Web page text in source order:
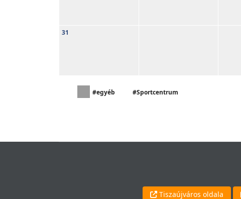
31
#egyéb #Sportcentrum
Tiszaújváros oldala